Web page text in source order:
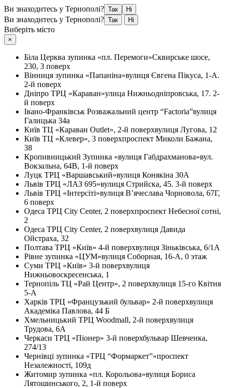
Ви знаходитесь у Тернополі? Так Ні
Ви знаходитесь у Тернополі? Так Ні
Виберіть місто
×
Біла Церква зупинка «пл. Перемоги»Сквирське шосе,
230, 3 поверх
Вінниця зупинка «Папаніна»вулиця Євгена Пікуса, 1-А.
2-й поверх
Дніпро ТРЦ «Караван»улица Нижньодніпровська, 17. 2-
й поверх
Івано-Франківськ Розважальний центр “Factoria”вулиця
Галицька 34а
Київ ТЦ «Караван Outlet», 2-й поверхвулиця Лугова, 12
Київ ТЦ «Клевер», 3 поверхпроспект Миколи Бажана,
38
Кропивницький Зупинка «вулиця Габдрахманова»вул.
Вокзальна, 64В, 1-й поверх
Луцк ТРЦ «Варшавський»вулиця Конякіна 30А
Львів ТРЦ «ЛАЗ 695»вулиця Стрийска, 45. 3-й поверх
Львів ТРЦ «Інтерсіті»вулиця В’ячеслава Чорновола, 67Г,
6 поверх
Одеса ТРЦ City Center, 2 поверхпроспект Небесної сотні,
2
Одеса ТРЦ City Center, 2 поверхвулиця Давида
Ойстраха, 32
Полтава ТРЦ «Київ» 4-й поверхвулиця Зіньківська, 6/1А
Рівне зупинка «ЦУМ»вулиця Соборная, 16-А, 0 этаж
Суми ТРЦ «Київ» 3-й поверхвулиця
Нижньовоскресенська, 1
Тернопіль ТЦ «Рай Центр», 2 поверхвулиця 15-го Квітня
5-А
Харків ТРЦ «Французький бульвар» 2-й поверхвулиця
Академіка Павлова, 44 Б
Хмельницький ТРЦ Woodmall, 2-й поверхвулиця
Трудова, 6А
Черкаси ТРЦ «Піонер» 3-й поверхбульвар Шевченка,
274/13
Чернівці зупинка «ТРЦ “Формаркет”»проспект
Незалежності, 109д
Житомир зупинка «пл. Корольова»вулиця Бориса
Лятошинського, 2, 1-й поверх